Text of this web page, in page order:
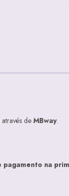
de MBway.
na